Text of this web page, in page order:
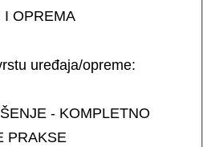
OPREMA
uređaja/opreme:
- KOMPLETNO
PRAKSE